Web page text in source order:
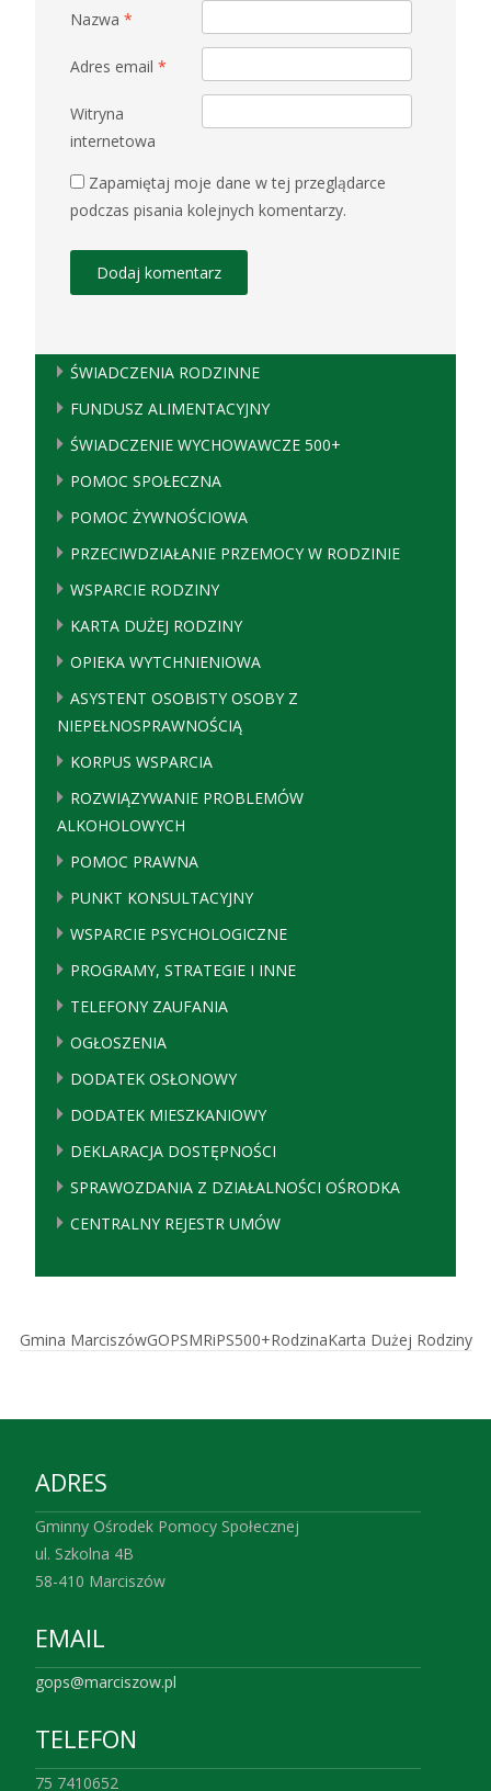
Nazwa *
Adres email *
Witryna
internetowa
Zapamiętaj moje dane w tej przeglądarce
podczas pisania kolejnych komentarzy.
ŚWIADCZENIA RODZINNE
FUNDUSZ ALIMENTACYJNY
ŚWIADCZENIE WYCHOWAWCZE 500+
POMOC SPOŁECZNA
POMOC ŻYWNOŚCIOWA
PRZECIWDZIAŁANIE PRZEMOCY W RODZINIE
WSPARCIE RODZINY
KARTA DUŻEJ RODZINY
OPIEKA WYTCHNIENIOWA
ASYSTENT OSOBISTY OSOBY Z
NIEPEŁNOSPRAWNOŚCIĄ
KORPUS WSPARCIA
ROZWIĄZYWANIE PROBLEMÓW
ALKOHOLOWYCH
POMOC PRAWNA
PUNKT KONSULTACYJNY
WSPARCIE PSYCHOLOGICZNE
PROGRAMY, STRATEGIE I INNE
TELEFONY ZAUFANIA
OGŁOSZENIA
DODATEK OSŁONOWY
DODATEK MIESZKANIOWY
DEKLARACJA DOSTĘPNOŚCI
SPRAWOZDANIA Z DZIAŁALNOŚCI OŚRODKA
CENTRALNY REJESTR UMÓW
Gmina MarciszówGOPSMRiPS500+RodzinaKarta Dużej Rodziny
ADRES
Gminny Ośrodek Pomocy Społecznej
ul. Szkolna 4B
58-410 Marciszów
EMAIL
gops@marciszow.pl
TELEFON
75 7410652